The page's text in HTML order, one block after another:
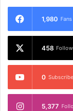
1,980 Fans
458
0
5,377